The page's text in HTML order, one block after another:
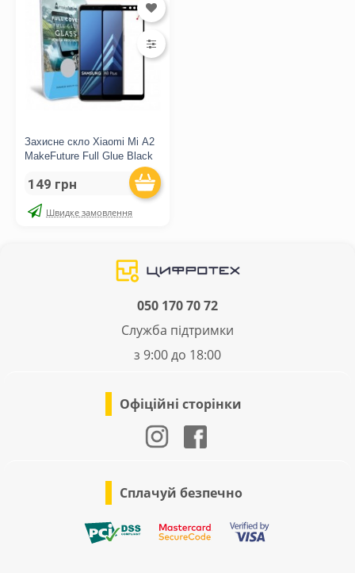
Захисне скло Xiaomi Mi A2
MakeFuture Full Glue Black
149 грн
Швидке замовлення
050 170 70 72
Служба підтримки
з 9:00 до 18:00
Офіційні сторінки
Сплачуй безпечно